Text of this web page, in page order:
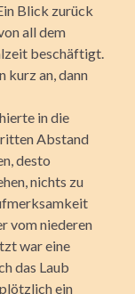
Blick zurück
all dem
beschäftigt.
kurz an, dann
in die
Abstand
desto
nichts zu
vom niederen
war eine
das Laub
ein